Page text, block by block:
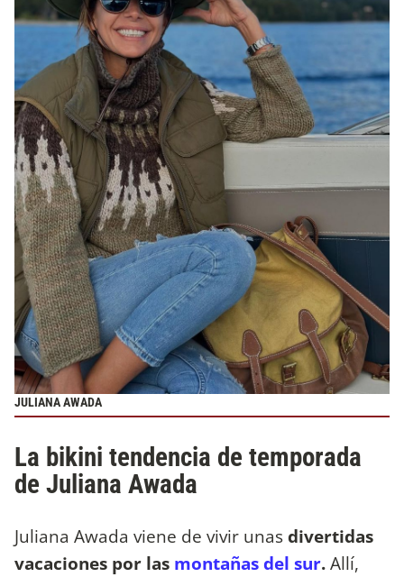
JULIANA AWADA
La bikini tendencia de temporada
de Juliana Awada
Juliana Awada viene de vivir unasdivertidas
vacaciones por las montañas del sur.Allí,